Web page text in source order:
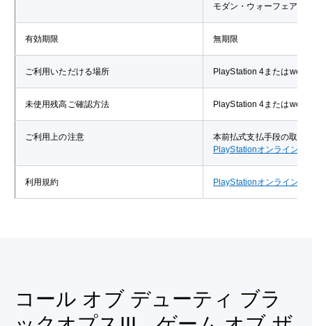
モダン・ウォーフェア
有効期限 無期限
ご利用いただける場所 PlayStation 4またはweb
未使用残高ご確認方法 PlayStation 4またはweb
ご利用上の注意
本前払式支払手段の取扱
PlayStationオンラインサ
利用規約 PlayStationオンラインサ
コール オブ デューティ ブラ